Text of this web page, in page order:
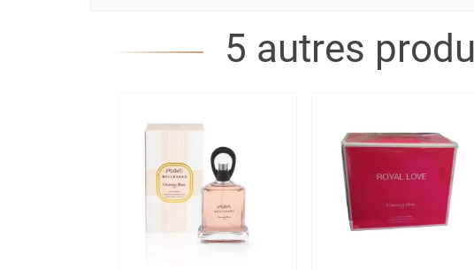
5 autres